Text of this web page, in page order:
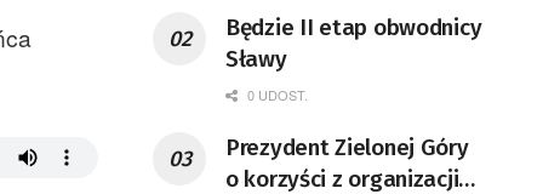
Będzie II etap obwodnicy
Sławy
0 UDOST.
Prezydent Zielonej Góry
o korzyści z organizacji